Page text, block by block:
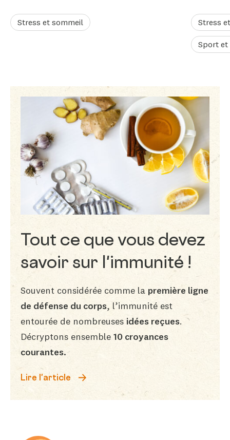
Stress et sommeil Stress
Sport
Tout ce que vous devez
savoir sur l'immunité !
Souvent considérée comme la première ligne
de défense du corps, l’immunité est
entourée de nombreuses idées reçues.
Décryptons ensemble 10 croyances
courantes.
Lire l'article